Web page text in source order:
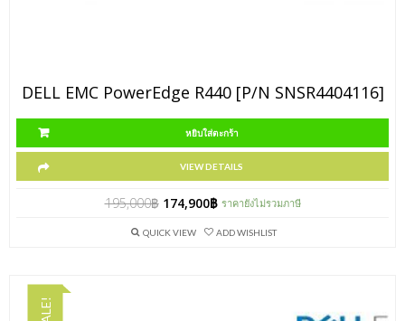
DELL EMC PowerEdge R440 [P/N SNSR4404116]
หยิบใส่ตะกร้า
VIEW DETAILS
195,000฿ 174,900฿ ราคายังไม่รวมภาษี
QUICK VIEW ADD WISHLIST
SALE!